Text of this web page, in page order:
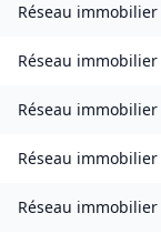
Réseau immobilier
Réseau immobilier
Réseau immobilier
Réseau immobilier
Réseau immobilier